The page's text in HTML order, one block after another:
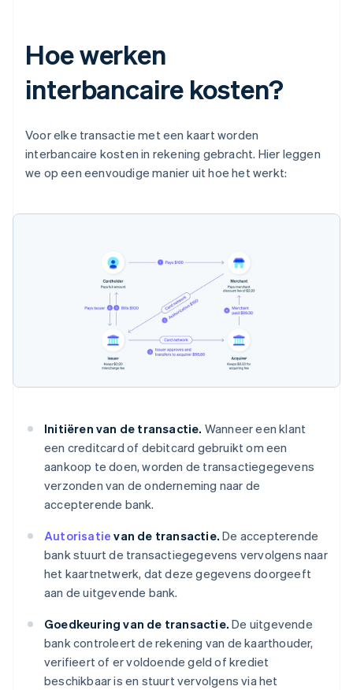
Hoe werken
interbancaire kosten?
Voor elke transactie met een kaart worden
interbancaire kosten in rekening gebracht. Hier leggen
we op een eenvoudige manier uit hoe het werkt:
Initiëren van de transactie. Wanneer een klant
een creditcard of debitcard gebruikt om een
aankoop te doen, worden de transactiegegevens
verzonden van de onderneming naar de
accepterende bank.
Autorisatie van de transactie. De accepterende
bank stuurt de transactiegegevens vervolgens naar
het kaartnetwerk, dat deze gegevens doorgeeft
aan de uitgevende bank.
Goedkeuring van de transactie. De uitgevende
bank controleert de rekening van de kaarthouder,
verifieert of er voldoende geld of krediet
beschikbaar is en stuurt vervolgens via het